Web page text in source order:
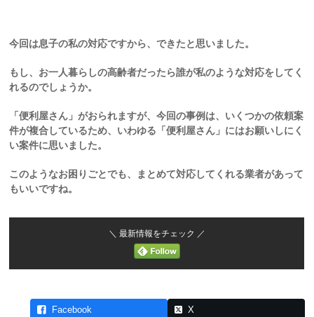
今回は息子の私の対応ですから、できたと思いました。
もし、お一人暮らしの高齢者だったら誰が私のような対応をしてく
れるのでしょうか。
「便利屋さん」がおられますが、今回の事例は、いくつかの依頼案
件が複合しているため、いわゆる「便利屋さん」にはお願いしにく
い案件に思いました。
このようなお困りごとでも、まとめて対応してくれる業者があって
もいいですね。
＼ 最新情報をチェック ／
Facebook X